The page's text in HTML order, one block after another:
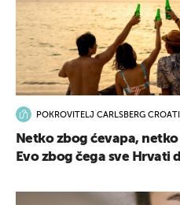
POKROVITELJ CARLSBERG
Netko zbog ćevapa,
Evo zbog čega sve Hrvati